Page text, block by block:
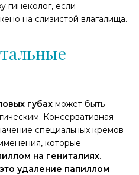
гинеколог, если
на слизистой влагалища.
губах может быть
Консервативная
специальных кремов
которые
на гениталиях.
это удаление папиллом